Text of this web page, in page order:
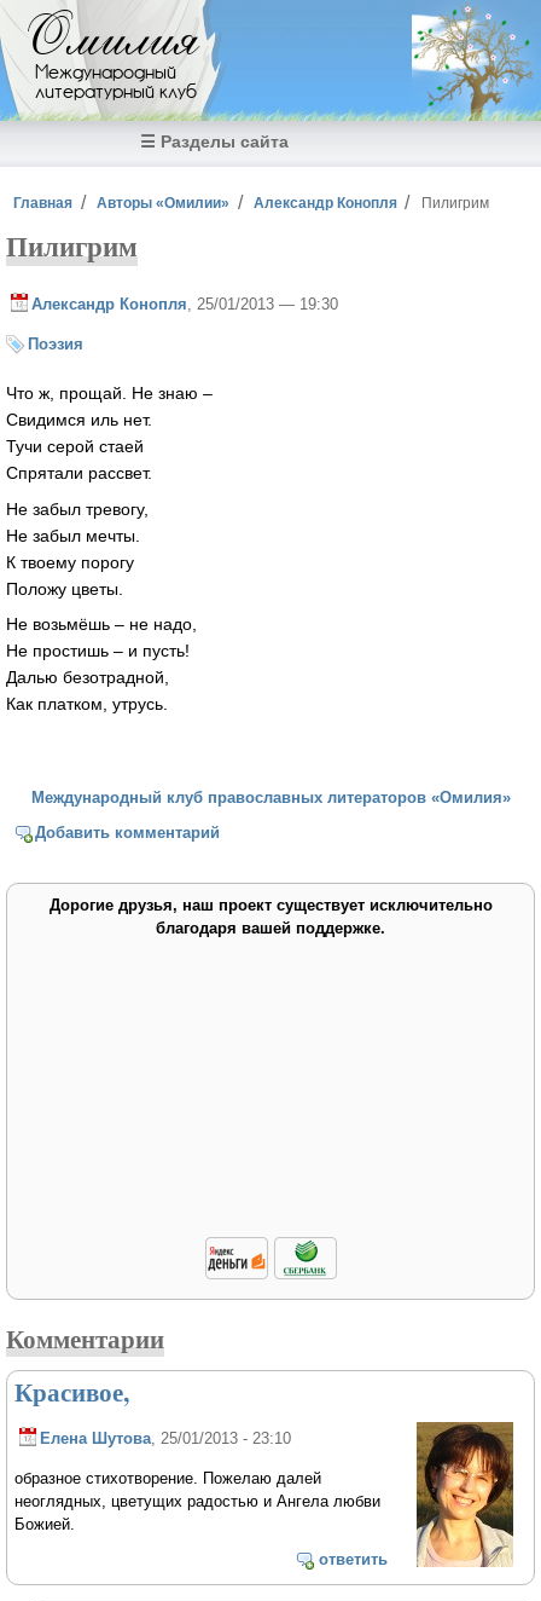
Перейти к основному содержанию
Омилия
Международный
литературный клуб
☰ Разделы сайта
Вы здесь
Главная Авторы «Омилии» Александр Конопля Пилигрим
Пилигрим
Александр Конопля , 25/01/2013 — 19:30
Поэзия
Что ж, прощай. Не знаю –
Свидимся иль нет.
Тучи серой стаей
Спрятали рассвет.
Не забыл тревогу,
Не забыл мечты.
К твоему порогу
Положу цветы.
Не возьмёшь – не надо,
Не простишь – и пусть!
Далью безотрадной,
Как платком, утрусь.
Международный клуб православных литераторов «Омилия»
Добавить комментарий
Дорогие друзья, наш проект существует исключительно
благодаря вашей поддержке.
Комментарии
Красивое,
Елена Шутова, 25/01/2013 - 23:10
образное стихотворение. Пожелаю далей
неоглядных, цветущих радостью и Ангела любви
Божией.
ответить